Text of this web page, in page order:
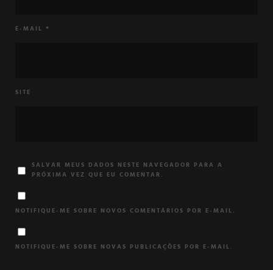
E-MAIL *
SITE
SALVAR MEUS DADOS NESTE NAVEGADOR PARA A
PRÓXIMA VEZ QUE EU COMENTAR.
NOTIFIQUE-ME SOBRE NOVOS COMENTÁRIOS POR E-MAIL.
NOTIFIQUE-ME SOBRE NOVAS PUBLICAÇÕES POR E-MAIL.